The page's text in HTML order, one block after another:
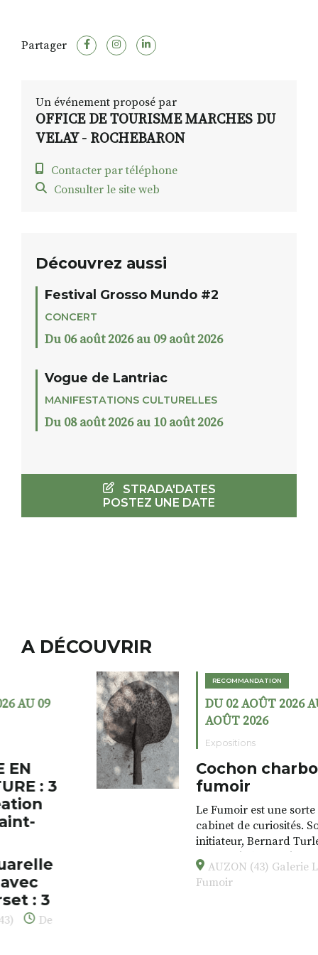
Partager
Un événement proposé par
OFFICE DE TOURISME MARCHES DU
VELAY - ROCHEBARON
Contacter par téléphone
Consulter le site web
Découvrez aussi
Festival Grosso Mundo #2
CONCERT
Du 06 août 2026 au 09 août 2026
Vogue de Lantriac
MANIFESTATIONS CULTURELLES
Du 08 août 2026 au 10 août 2026
STRADA'DATES
POSTEZ UNE DATE
A DÉCOUVRIR
RECOMMANDATION
DU 02 AOÛT 2026 AU 23
AOÛT 2026
Expositions
Cochon charbon au
fumoir
Le Fumoir est une sorte de
cabinet de curiosités. Son
initiateur, Bernard Turle,
s’amuse à donner à voir des
associations fertiles, graves ou
drôles, parfois fumeuses. Des
AUZON (43) Galerie Le